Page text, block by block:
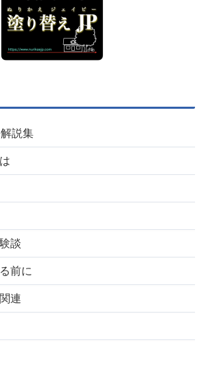
説集
談
前に
連